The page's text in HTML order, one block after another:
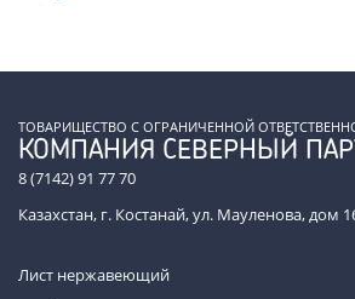
ТОВАРИЩЕСТВО С ОГРАНИЧЕННОЙ
КОМПАНИЯ СЕВЕРНЫЙ
8 (7142) 91 77 70
Казахстан, г. Костанай, ул. Мауленова, дом
Лист нержавеющий